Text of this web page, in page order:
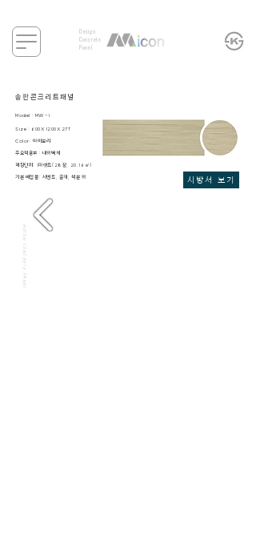
Design
Concrete
Panel
​송판콘크리트패널
Model : MW -I
Size : 600X1200X27T
Color: 아이보리
주요적용부 : 내외벽체
​패킹단위: 1파렛트(28장, 20.16㎡)
​기본 배합물: 시멘트, 골재, 석분 외
시방서 보기
MICON CONCRETE PANEL